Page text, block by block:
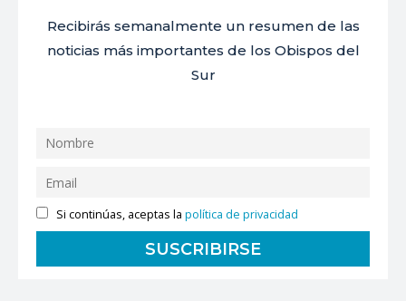
Recibirás semanalmente un resumen de las
noticias más importantes de los Obispos del
Sur
Si continúas, aceptas lapolítica de privacidad